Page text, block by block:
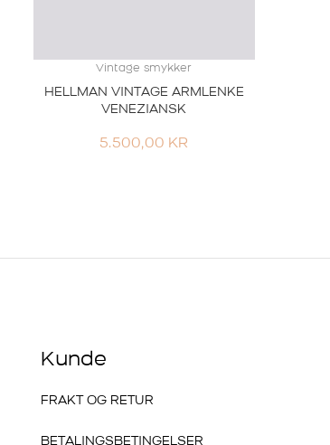
Vintage smykker
HELLMAN VINTAGE ARMLENKE
VENEZIANSK
5.500,00 KR
Kunde
FRAKT OG RETUR
BETALINGSBETINGELSER